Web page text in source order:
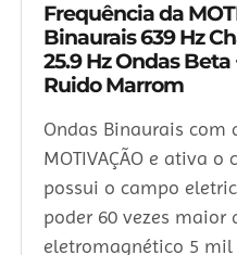
Frequência da
Binaurais 639 Hz
25.9 Hz Ondas
Ruido Marrom
Ondas Binaurais com
MOTIVAÇÃO e ativa o
possui o campo
poder 60 vezes maior
eletromagnético 5 mil